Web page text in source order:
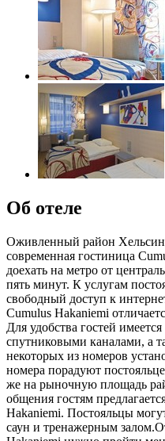
Об отеле
Оживленный район
современная гостиница
доехать на метро от
пять минут. К услугам
свободный доступ к
Cumulus Hakaniemi
Для удобства гостей
спутниковыми каналами, а
некоторых из номеров
номера порадуют
же на рыночную площадь
общения гостям
Hakaniemi. Постояльцы
саун и тренажерным